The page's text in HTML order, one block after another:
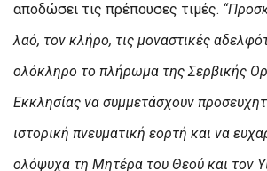
αποδώσει τις πρέπουσες τιμές.
λαό, τον κλήρο, τις μοναστικές
ολόκληρο το πλήρωμα της Σερβικής
Εκκλησίας να συμμετάσχουν
ιστορική πνευματική εορτή και να
ολόψυχα τη Μητέρα του Θεού και τον